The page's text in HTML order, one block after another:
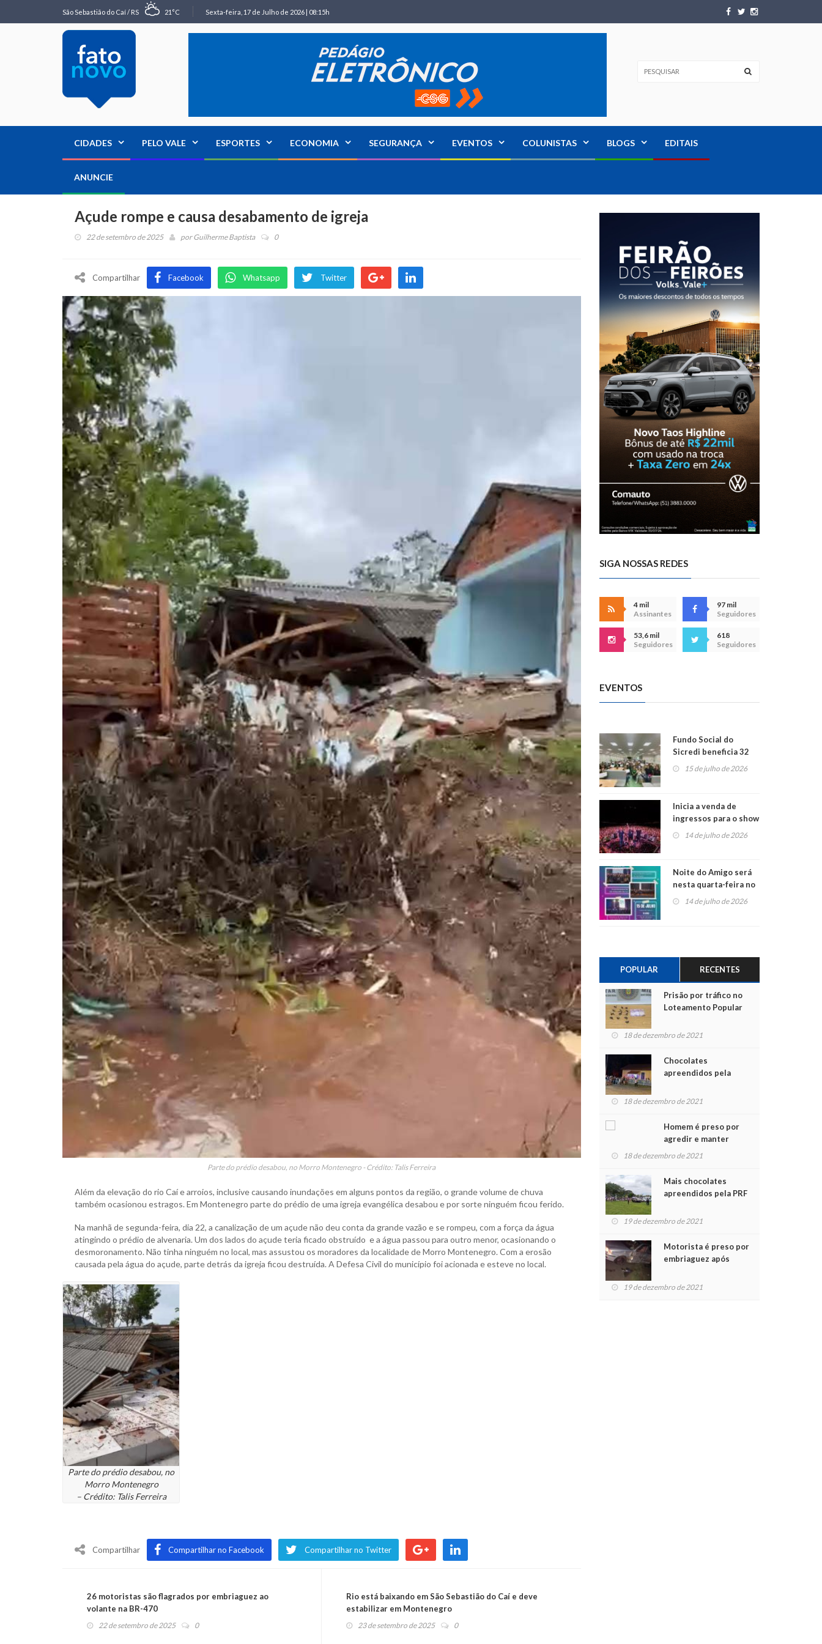
São Sebastião do Caí / RS 21°C Sexta-feira, 17 de Julho de 2026 | 08:15h
CIDADES PELO VALE ESPORTES ECONOMIA SEGURANÇA EVENTOS COLUNISTAS BLOGS EDITAIS
ANUNCIE
Açude rompe e causa desabamento de igreja
22 de setembro de 2025 porGuilherme Baptista 0
Compartilhar Facebook Whatsapp Twitter
Parte do prédio desabou, no Morro Montenegro - Crédito: Talis Ferreira
Além da elevação do rio Caí e arroios, inclusive causando inundações em alguns pontos da região, o grande volume de chuva
também ocasionou estragos. Em Montenegro parte do prédio de uma igreja evangélica desabou e por sorte ninguém ficou ferido.
Na manhã de segunda-feira, dia 22, a canalização de um açude não deu conta da grande vazão e se rompeu, com a força da água
atingindo o prédio de alvenaria. Um dos lados do açude teria ficado obstruído e a água passou para outro menor, ocasionando o
desmoronamento. Não tinha ninguém no local, mas assustou os moradores da localidade de Morro Montenegro. Com a erosão
causada pela água do açude, parte detrás da igreja ficou destruída. A Defesa Civil do município foi acionada e esteve no local.
Parte do prédio desabou, no
Morro Montenegro
– Crédito: Talis Ferreira
Compartilhar Compartilhar no Facebook Compartilhar no Twitter
26 motoristas são flagrados por embriaguez ao
volante na BR-470
22 de setembro de 2025 0
Rio está baixando em São Sebastião do Caí e deve
estabilizar em Montenegro
23 de setembro de 2025 0
SIGA NOSSAS REDES
4 mil
Assinantes
97 mil
Seguidores
53,6 mil
Seguidores
618
Seguidores
EVENTOS
Fundo Social do
Sicredi beneficia 32
projetos em
15 de julho de 2026
Inicia a venda de
ingressos para o show
do Jota Quest nos 45
anos da Sicredi Ouro
14 de julho de 2026
Noite do Amigo será
nesta quarta-feira no
Centro de Cultura de
14 de julho de 2026
POPULAR RECENTES
Prisão por tráfico no
Loteamento Popular
18 de dezembro de 2021
Chocolates
apreendidos pela
para crianças na
18 de dezembro de 2021
Homem é preso por
agredir e manter
mulher em cárcere
18 de dezembro de 2021
Mais chocolates
apreendidos pela PRF
crianças no Natal
19 de dezembro de 2021
Motorista é preso por
embriaguez após
feridos
19 de dezembro de 2021